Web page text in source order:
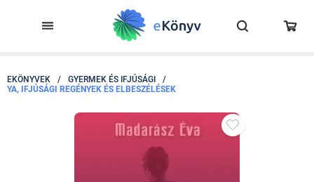
EKÖNYVEK / GYERMEK ÉS IFJÚSÁGI
/
YA, IFJÚSÁGI REGÉNYEK ÉS ELBESZÉLÉSEK